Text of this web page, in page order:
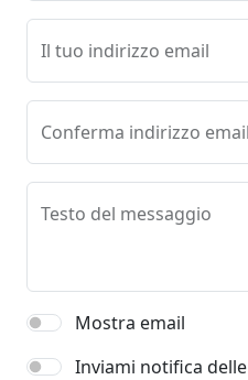
Il tuo indirizzo email
Conferma indirizzo email
Testo del messaggio
Mostra email
Inviami notifica